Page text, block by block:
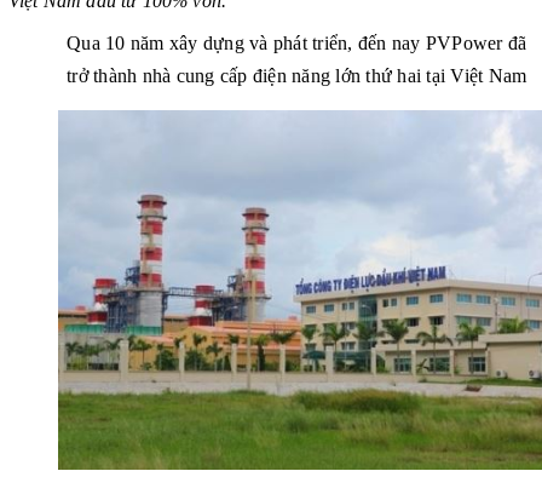
Qua 10 năm xây dựng và phát triển, đến nay PVPower đã
trở thành nhà cung cấp điện năng lớn thứ hai tại Việt Nam